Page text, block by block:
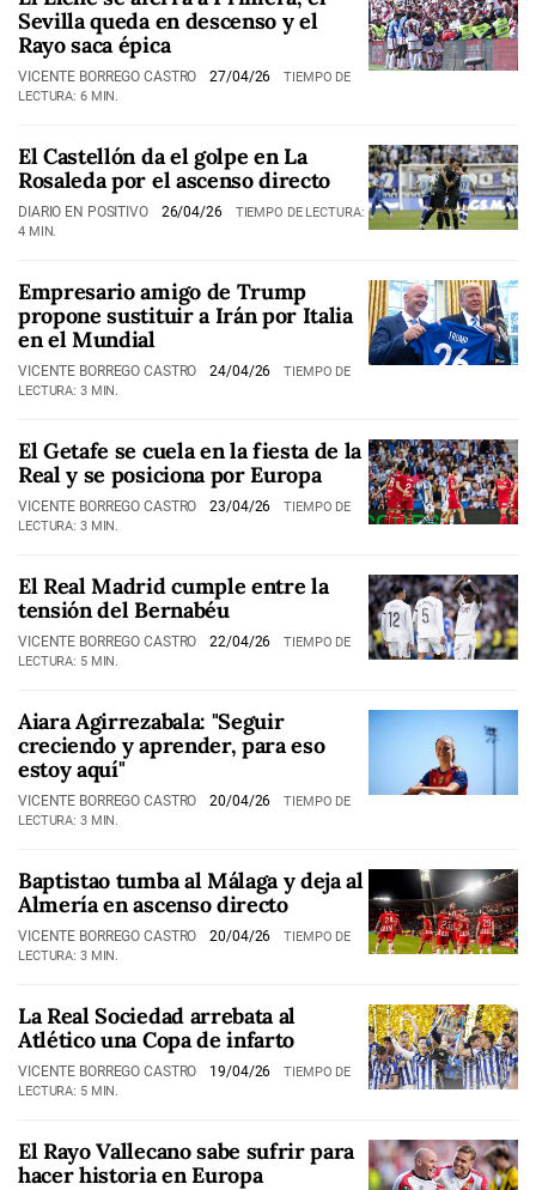
Sevilla queda en descenso y el
Rayo saca épica
VICENTE BORREGO CASTRO 27/04/26
TIEMPO DE
LECTURA: 6 MIN.
El Castellón da el golpe en La
Rosaleda por el ascenso directo
DIARIO EN POSITIVO 26/04/26
TIEMPO DE LECTURA:
4 MIN.
Empresario amigo de Trump
propone sustituir a Irán por Italia
en el Mundial
VICENTE BORREGO CASTRO 24/04/26
TIEMPO DE
LECTURA: 3 MIN.
El Getafe se cuela en la fiesta de la
Real y se posiciona por Europa
VICENTE BORREGO CASTRO 23/04/26
TIEMPO DE
LECTURA: 3 MIN.
El Real Madrid cumple entre la
tensión del Bernabéu
VICENTE BORREGO CASTRO 22/04/26
TIEMPO DE
LECTURA: 5 MIN.
Aiara Agirrezabala: "Seguir
creciendo y aprender, para eso
estoy aquí"
VICENTE BORREGO CASTRO 20/04/26
TIEMPO DE
LECTURA: 3 MIN.
Baptistao tumba al Málaga y deja al
Almería en ascenso directo
VICENTE BORREGO CASTRO 20/04/26
TIEMPO DE
LECTURA: 3 MIN.
La Real Sociedad arrebata al
Atlético una Copa de infarto
VICENTE BORREGO CASTRO 19/04/26
TIEMPO DE
LECTURA: 5 MIN.
El Rayo Vallecano sabe sufrir para
hacer historia en Europa